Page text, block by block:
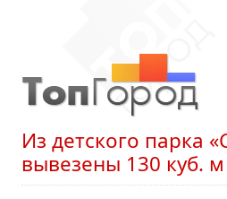
Из детского парка
вывезены 130 куб.